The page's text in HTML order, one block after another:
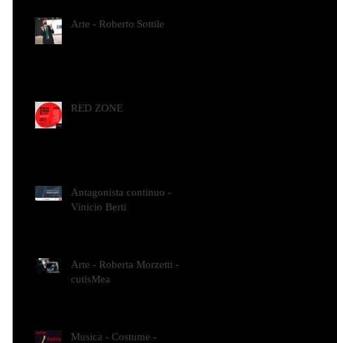
Arte - Roberto Sottile
RED ZONE
Antagonista continuo -
Vinicio Berti
Arte - Roberta Morzetti -
cutisMea
Musica - Costume -